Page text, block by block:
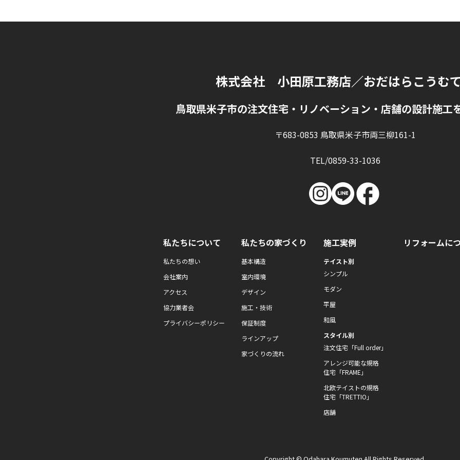
株式会社 小田原工務店／おだはらこうむ
鳥取県米子市の注文住宅・リノベーション・店舗の設計施工
〒683-0853 鳥取県米子市両三柳161-1
TEL/0859-33-1036
私たちについて
私たちの想い
会社案内
アクセス
協力業者会
プライバシーポリシー
私たちの家づくり
基本構造
室内環境
デザイン
施工・技術
保証制度
ラインアップ
家づくりの流れ
施工実例
テイスト別
シンプル
モダン
平屋
和風
スタイル別
注文住宅「Full order」
アレンジ可能な規格
住宅「FRAME」
北欧テイストの規格
住宅「TRETTIO」
店舗
リフォームに